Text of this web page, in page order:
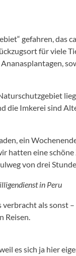
gefahren,
für viele
die Imkerei sind
ein
hatten eine
von drei
in Peru
als
Reisen.
es sich ja hier